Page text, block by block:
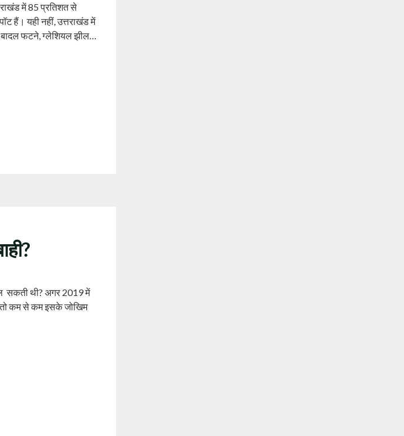
में 85 प्रतिशत से
हैं। यही नहीं, उत्तराखंड में
बादल फटने, ग्लेशियल झील…
सकती थी? अगर 2019 में
तो कम से कम इसके जोखिम